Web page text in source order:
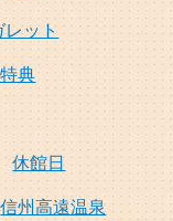
レット
典
休館日
信州高遠温泉